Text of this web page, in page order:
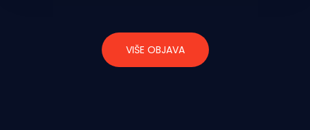
VIŠE OBJAVA